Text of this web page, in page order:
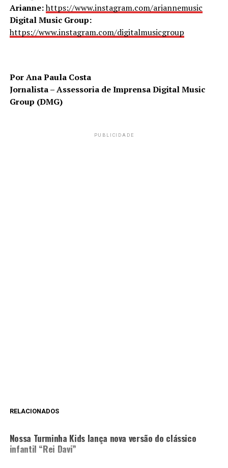
Arianne:https://www.instagram.com/ariannemusic
Digital Music Group:
https://www.instagram.com/digitalmusicgroup
Por Ana Paula Costa
Jornalista – Assessoria de Imprensa Digital Music
Group (DMG)
PUBLICIDADE
RELACIONADOS
Nossa Turminha Kids lança nova versão do clássico
infantil “Rei Davi”